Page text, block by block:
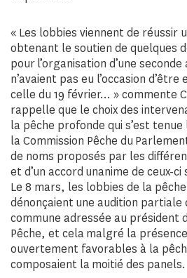
« Les lobbies viennent de réussir
obtenant le soutien de quelques
pour l’organisation d’une
n’avaient pas eu l’occasion
celle du 19 février… » commente
rappelle que le choix des
la pêche profonde qui s’est
la Commission Pêche du
de noms proposés par les
et d’un accord unanime de ceux-ci
Le 8 mars, les lobbies de la
dénonçaient une audition
commune adressée au président
Pêche, et cela malgré la
ouvertement favorables à la
composaient la moitié des panels.